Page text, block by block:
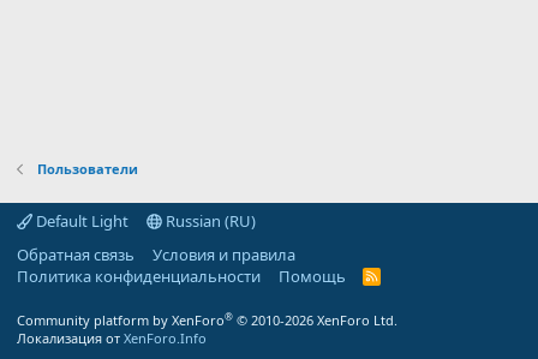
Пользователи
Default Light
Russian (RU)
Обратная связь
Условия и правила
Политика конфиденциальности
Помощь
R
Community platform by XenForo® © 2010-2026 XenForo Ltd.
Локализация от XenForo.Info